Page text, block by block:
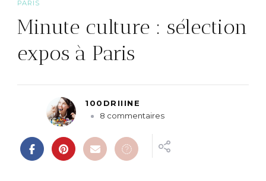
PARIS
Minute culture : sélection
expos à Paris
100DRIIINE
8 commentairess
r
M